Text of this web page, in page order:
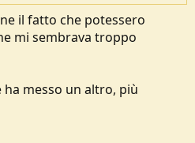
il fatto che potessero
mi sembrava troppo
ha messo un altro, più